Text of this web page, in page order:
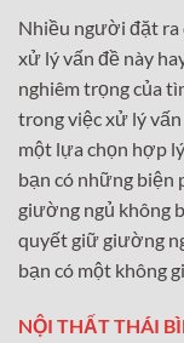
Nhiều người đặt ra
xử lý vấn đề này
nghiêm trọng của
trong việc xử lý vấn
một lựa chọn hợp
bạn có những biện
giường ngủ không
quyết giữ giường
bạn có một không
NỘI THẤT THÁI